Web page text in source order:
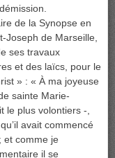
de la Synopse en
Joseph de Marseille,
ses travaux
et des laïcs, pour le
» : « À ma joyeuse
sainte Marie-
le plus volontiers -,
avait commencé
et comme je
il se